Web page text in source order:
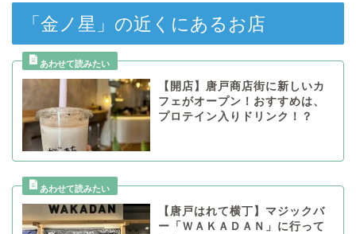
「金ノ星」の近くにあるお店
【開店】唐戸商店街に新しいカ
フェがオープン！おすすめは、
プロテイン入りドリンク！？
【唐戸はれて横丁】マジックバ
ー「ＷＡＫＡＤＡＮ」に行って